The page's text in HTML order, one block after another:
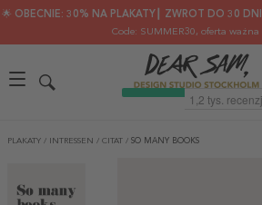
🌟 OBECNIE: 30% NA PLAKATY┃ ZWROT DO 30
Code: SUMMER30, oferta ważna
PLAKATY / INTRESSEN / CITAT / SO MANY BOOKS